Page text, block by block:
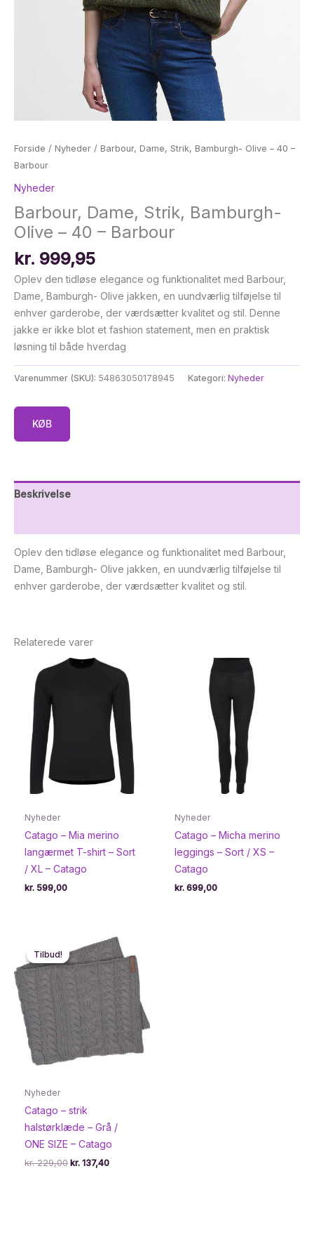
Forside / Nyheder / Barbour, Dame, Strik, Bamburgh- Olive – 40 –
Barbour
Nyheder
Barbour, Dame, Strik, Bamburgh-
Olive – 40 – Barbour
kr. 999,95
Oplev den tidløse elegance og funktionalitet med Barbour,
Dame, Bamburgh- Olive jakken, en uundværlig tilføjelse til
enhver garderobe, der værdsætter kvalitet og stil. Denne
jakke er ikke blot et fashion statement, men en praktisk
løsning til både hverdag
Varenummer (SKU): 54863050178945 Kategori: Nyheder
KØB
Beskrivelse
Oplev den tidløse elegance og funktionalitet med Barbour,
Dame, Bamburgh- Olive jakken, en uundværlig tilføjelse til
enhver garderobe, der værdsætter kvalitet og stil.
Relaterede varer
Nyheder
Catago – Mia merino
langærmet T-shirt – Sort
/ XL – Catago
kr. 599,00
Nyheder
Catago – Micha merino
leggings – Sort / XS –
Catago
kr. 699,00
Tilbud!
Tilbud!
Nyheder
Catago – strik
halstørklæde – Grå /
ONE SIZE – Catago
kr.229,00 Den
kr. 137,40Den